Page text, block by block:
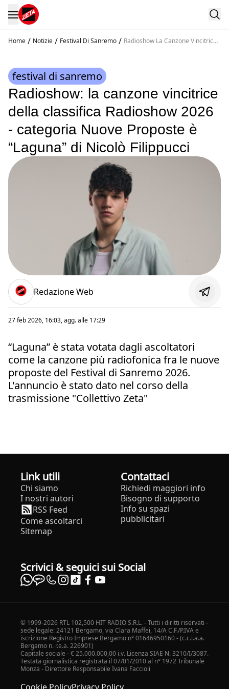
Home / Notizie / Festival Di Sanremo / Radioshow La Canzone Vincitrice
festival di sanremo
Radioshow: la canzone vincitrice
della classifica Radioshow 2026
- categoria Nuove Proposte è
“Laguna” di Nicolò Filippucci
Redazione Web
27 feb 2026, 16:03, agg. alle 17:29
“Laguna” è stata votata dagli ascoltatori
come la canzone più radiofonica fra le nuove
proposte del Festival di Sanremo 2026.
L'annuncio è stato dato nel corso della
trasmissione "Collettivo Zeta"
Link utili
Chi siamo
I nostri autori
RSS Feed
Come ascoltarci
Sitemap
Contattaci
Richiedi maggiori info
Bisogno di supporto
Info su spazi
pubblicitari
Scrivici & seguici sui Social
© 1999-2026 RTL 102,500 HIT RADIO S.R.L. - Tutti i diritti riservati -
sede legale: 24121 Bergamo, via Clara Maffei, 14/A C.F./P.IVA e
iscrizione Registro Imprese Bergamo n° 01646950160 - (c.c.i.a.a.
Bergamo n. r.e.a. 226901)
Capitale sociale - € 25.000.000,00 i.v. Licenza SIAE N. 3210/I/3087.
Testata giornalistica registrata il 07/01/2010 al n° 1972 Tribunale
Monza - Direttore Responsabile Ivana Faccioli